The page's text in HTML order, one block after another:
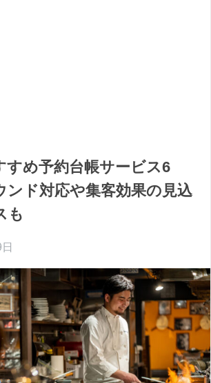
すめ予約台帳サービス6
ンド対応や集客効果の見込
も